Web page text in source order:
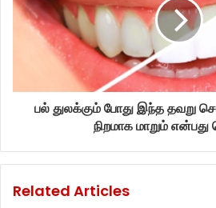
பல் துலக்கும் போது இந்த தவறு
நிறமாக மாறும் என்பது
Related Articles